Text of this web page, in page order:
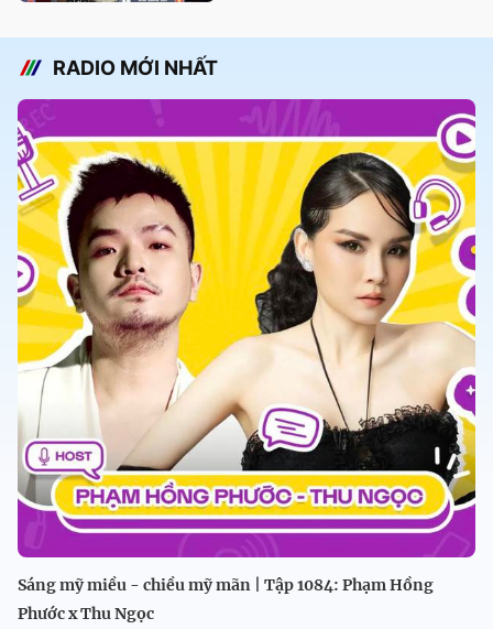
RADIO MỚI NHẤT
Sáng mỹ miều - chiều mỹ mãn | Tập 1084: Phạm Hồng
Phước x Thu Ngọc